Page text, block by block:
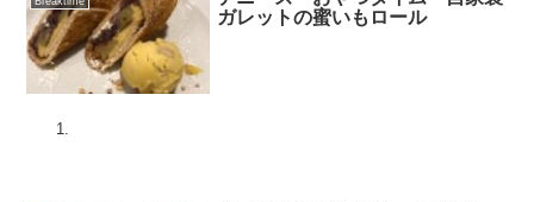
ガレットの蜜いもロール